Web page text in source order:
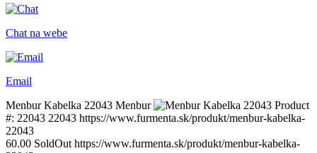
Chat na webe
Email
Menbur Kabelka 22043 Menbur
Product
#: 22043 22043 https://www.furmenta.sk/produkt/menbur-kabelka-
22043
60.00 SoldOut https://www.furmenta.sk/produkt/menbur-kabelka-